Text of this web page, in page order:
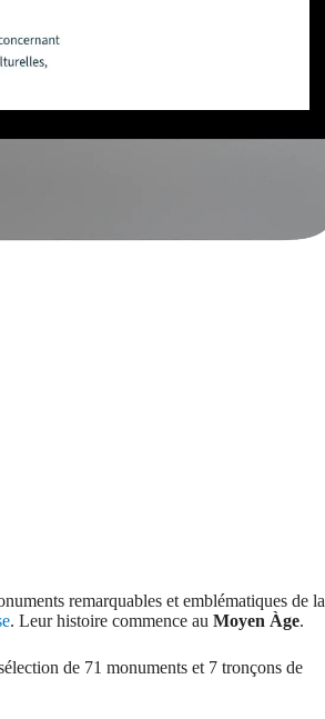
remarquables et emblématiques de la
. Leur histoire commence au Moyen Àge.
de 71 monuments et 7 tronçons de